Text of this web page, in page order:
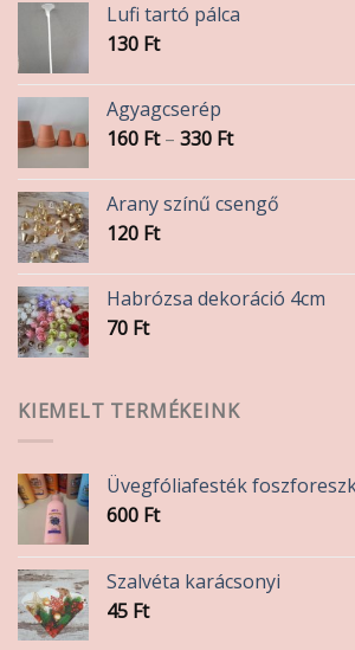
Lufi tartó pálca
130 Ft
Agyagcserép
160 Ft – 330 FtÁrtartomány:
-
330 Ft
Arany színű csengő
120 Ft
Habrózsa dekoráció 4cm
70 Ft
KIEMELT TERMÉKEINK
Üvegfóliafesték
600 Ft
Szalvéta karácsonyi
45 Ft